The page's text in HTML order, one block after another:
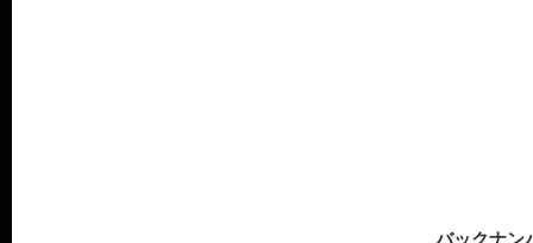
バックナン